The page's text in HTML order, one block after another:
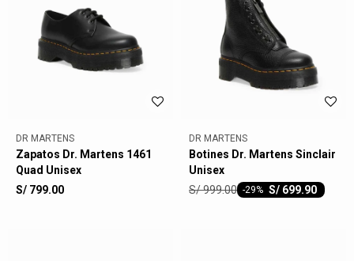
DR MARTENS
Zapatos Dr. Martens 1461
Quad Unisex
S/ 799.00
DR MARTENS
Botines Dr. Martens Sinclair
Unisex
S/ 699.90
-29
S/999.00